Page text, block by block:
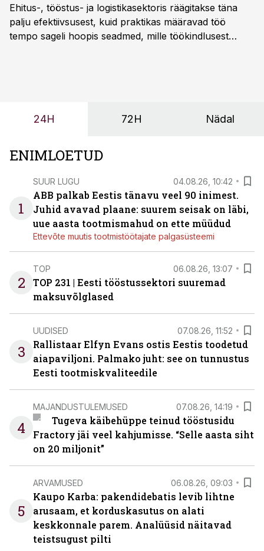
Ehitus-, tööstus- ja logistikasektoris räägitakse täna
palju efektiivsusest, kuid praktikas määravad töö
tempo sageli hoopis seadmed, mille töökindlusest
24H 72H Nädal
ENIMLOETUD
1
SUUR LUGU 04.08.26, 10:42
ABB palkab Eestis tänavu veel 90 inimest.
Juhid avavad plaane: suurem seisak on läbi,
uue aasta tootmismahud on ette müüdud
Ettevõte muutis tootmistöötajate palgasüsteemi
2
TOP 06.08.26, 13:07
TOP 231 | Eesti tööstussektori suuremad
maksuvõlglased
3
UUDISED 07.08.26, 11:52
Rallistaar Elfyn Evans ostis Eestis toodetud
aiapaviljoni. Palmako juht: see on tunnustus
Eesti tootmiskvaliteedile
4
MAJANDUSTULEMUSED 07.08.26, 14:19
Tugeva käibehüppe teinud tööstusidu
Fractory jäi veel kahjumisse. “Selle aasta siht
on 20 miljonit”
5
ARVAMUSED 06.08.26, 09:03
Kaupo Karba: pakendidebatis levib lihtne
arusaam, et korduskasutus on alati
keskkonnale parem. Analüüsid näitavad
teistsugust pilti